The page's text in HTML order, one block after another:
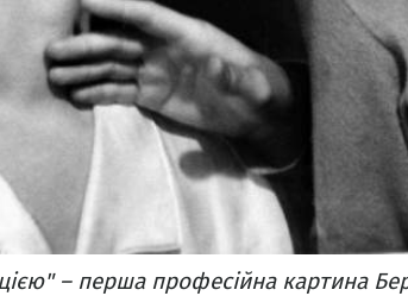
– перша професійна картина